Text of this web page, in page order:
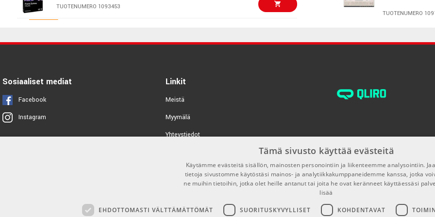
TUOTENUMERO 1093453
Bendeth Expansion
€86,00/kpl
Expansion
TUOTENUMERO
FL Studio 20
IK Multimedia
+ Tonex MAX
Electronic
TUOTENUMERO
IK Multimedia
TUOTENUMERO
Kontakt 8
Sosiaaliset mediat
Facebook
Instagram
Linkit
Meistä
Myymälä
Yhteystiedot
Toimitusehdot
Tämä sivusto käyttää evästeitä
Käytämme evästeitä sisällön, mainosten personointiin ja liikenteemme analysointiin.
tietoja sivustomme käytöstäsi mainos- ja analytiikkakumppaneidemme kanssa, jotka
ne muihin tietoihin, jotka olet heille antanut tai joita he ovat keränneet käyttäessäsi
lisää
EHDOTTOMASTI VÄLTTÄMÄTTÖMÄT SUORITUSKYVYLLISET KOHDENTAVAT